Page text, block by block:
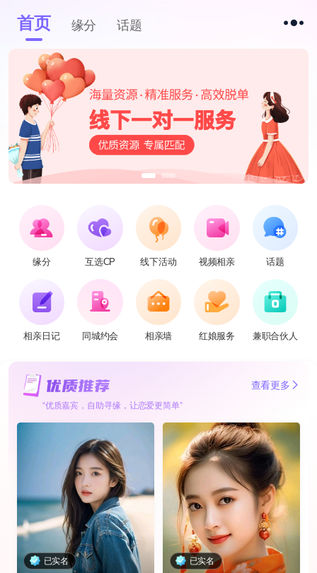
首页 缘分 话题
缘分 互选CP 线下活动 视频相亲 话题
相亲日记 同城约会 相亲墙 红娘服务 兼职合伙人
查看更多
“优质嘉宾，自助寻缘，让恋爱更简单”
已实名 已实名